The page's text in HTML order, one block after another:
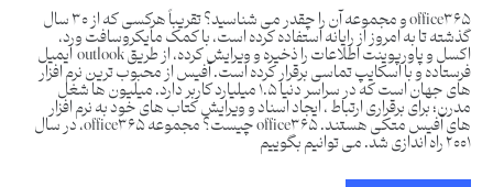
office365 و مجموعه آن را چقدر می شناسید؟ تقریباً هرکسی که از ۳۰ سال
گذشته تا به امروز از رایانه استفاده کرده است، با کمک مایکروسافت ورد،
اکسل و پاورپوینت اطلاعات را ذخیره و ویرایش کرده، از طریق outlook ایمیل
فرستاده و با اسکایپ تماسی برقرار کرده است. آفیس از محبوب ترین نرم افزار
های جهان است که در سراسر دنیا ۱.۵ میلیارد کاربر دارد. میلیون ها شغل
مدرن؛ برای برقراری ارتباط ، ایجاد اسناد و ویرایش کتاب های خود به نرم افزار
های آفیس متکی هستند. office365 چیست؟ مجموعه office365، در سال
۲۰۰۱ راه اندازی شد. می توانیم بگوییم